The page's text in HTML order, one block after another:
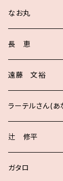
サイン入り
なお丸
長 恵
遠藤 文裕
ラーテルさん(あ
辻 修平
ガタロ